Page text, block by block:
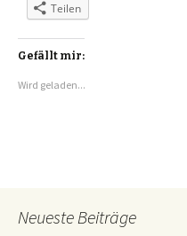
Teilen
Gefällt mir:
Wird geladen...
Neueste Beiträge